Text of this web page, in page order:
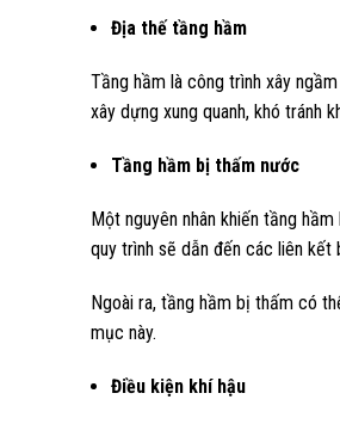
Địa thế tầng hầm
Tầng hầm là công trình xây
xây dựng xung quanh, khó tránh
Tầng hầm bị thấm nước
Một nguyên nhân khiến tầng
quy trình sẽ dẫn đến các liên
Ngoài ra, tầng hầm bị thấm có
mục này.
Điều kiện khí hậu